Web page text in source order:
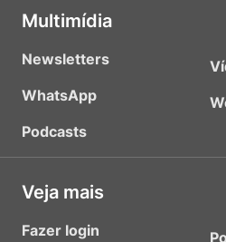
Multimídia
Newsletters
WhatsApp
Podcasts
Veja mais
Fazer login